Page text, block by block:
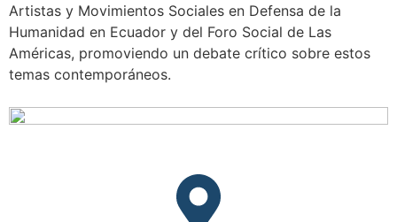
Artistas y Movimientos Sociales en Defensa de la
Humanidad en Ecuador y del Foro Social de Las
Américas, promoviendo un debate crítico sobre estos
temas contemporáneos.